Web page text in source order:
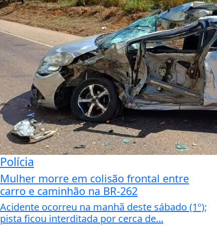
Polícia
Mulher morre em colisão frontal entre
carro e caminhão na BR-262
Acidente ocorreu na manhã deste sábado (1º);
pista ficou interditada por cerca de...